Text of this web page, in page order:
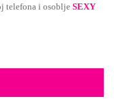
telefona i osoblje SEXY